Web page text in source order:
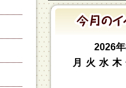
2026年
月
火 水 木